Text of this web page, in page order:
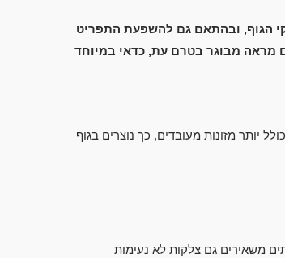
הגוף, ובהתאם גם להשפעת התפריט
מראה מבוגר בטרם עת, כדאי במיוחד
יותר מזונות מעובדים, כך נוצרים בגוף
משאירים גם צלקות לא נעימות